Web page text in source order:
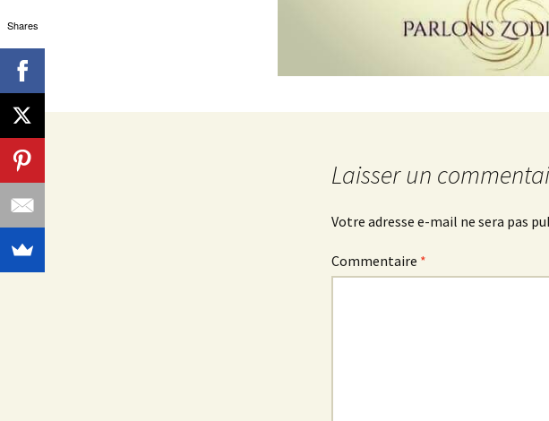
Laisser un
Votre adresse e-mail ne sera pas
Commentaire *
Shares